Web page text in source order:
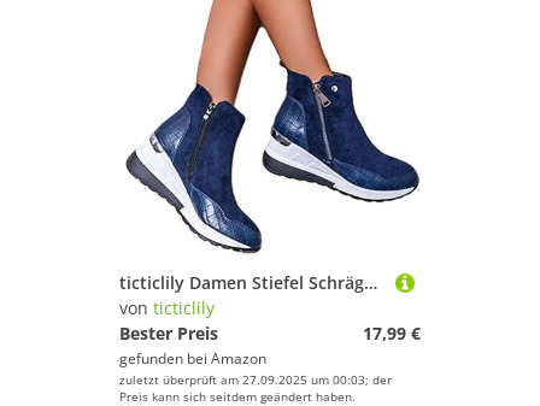
ticticlily Damen Stiefel Schrägabsatz Flache Stiefeletten Ankle Boots Retro Schuhe Flache Unterseite Kurze Stiefel Wildlederstiefel Mode Herbst Winter Blau 38 EU
von ticticlily
Bester Preis
17,99 €
gefunden bei Amazon
zuletzt überprüft am 27.09.2025 um 00:03; der
Preis kann sich seitdem geändert haben.